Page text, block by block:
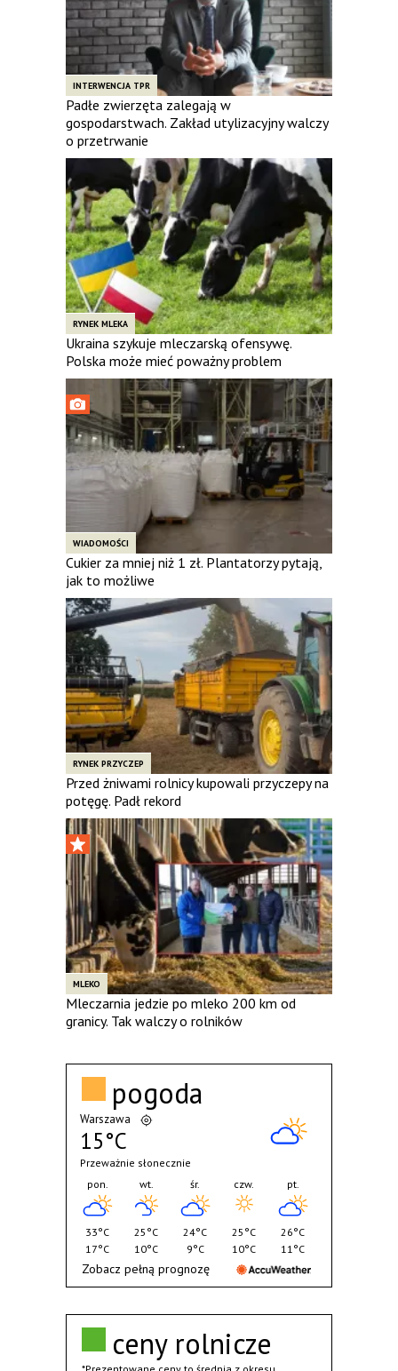
INTERWENCJA TPR
Padłe zwierzęta zalegają w
gospodarstwach. Zakład utylizacyjny walczy
o przetrwanie
RYNEK MLEKA
Ukraina szykuje mleczarską ofensywę.
Polska może mieć poważny problem
WIADOMOŚCI
Cukier za mniej niż 1 zł. Plantatorzy pytają,
jak to możliwe
RYNEK PRZYCZEP
Przed żniwami rolnicy kupowali przyczepy na
potęgę. Padł rekord
MLEKO
Mleczarnia jedzie po mleko 200 km od
granicy. Tak walczy o rolników
ceny rolnicze
pogoda
Warszawa
15°C
Przeważnie słonecznie
pon.
33°C
17°C
wt.
25°C
10°C
śr.
24°C
9°C
czw.
25°C
10°C
pt.
26°C
11°C
Zobacz pełną prognozę